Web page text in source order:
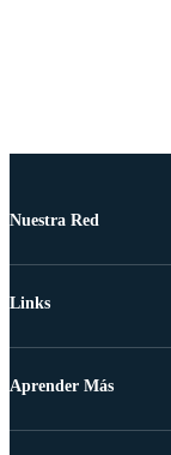
Nuestra Red
Links
Aprender Más